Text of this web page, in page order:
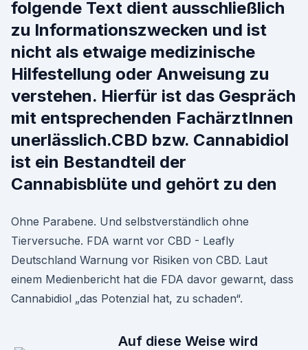
folgende Text dient ausschließlich
zu Informationszwecken und ist
nicht als etwaige medizinische
Hilfestellung oder Anweisung zu
verstehen. Hierfür ist das Gespräch
mit entsprechenden FachärztInnen
unerlässlich.CBD bzw. Cannabidiol
ist ein Bestandteil der
Cannabisblüte und gehört zu den
Ohne Parabene. Und selbstverständlich ohne
Tierversuche. FDA warnt vor CBD - Leafly
Deutschland Warnung vor Risiken von CBD. Laut
einem Medienbericht hat die FDA davor gewarnt, dass
Cannabidiol „das Potenzial hat, zu schaden“.
Auf diese Weise wird